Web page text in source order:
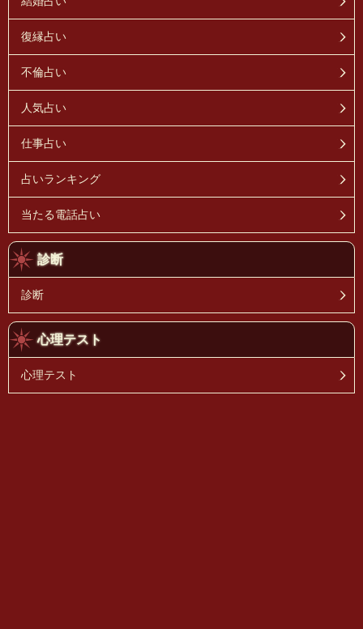
復縁占い
不倫占い
人気占い
仕事占い
占いランキング
当たる電話占い
診断
診断
心理テスト
心理テスト